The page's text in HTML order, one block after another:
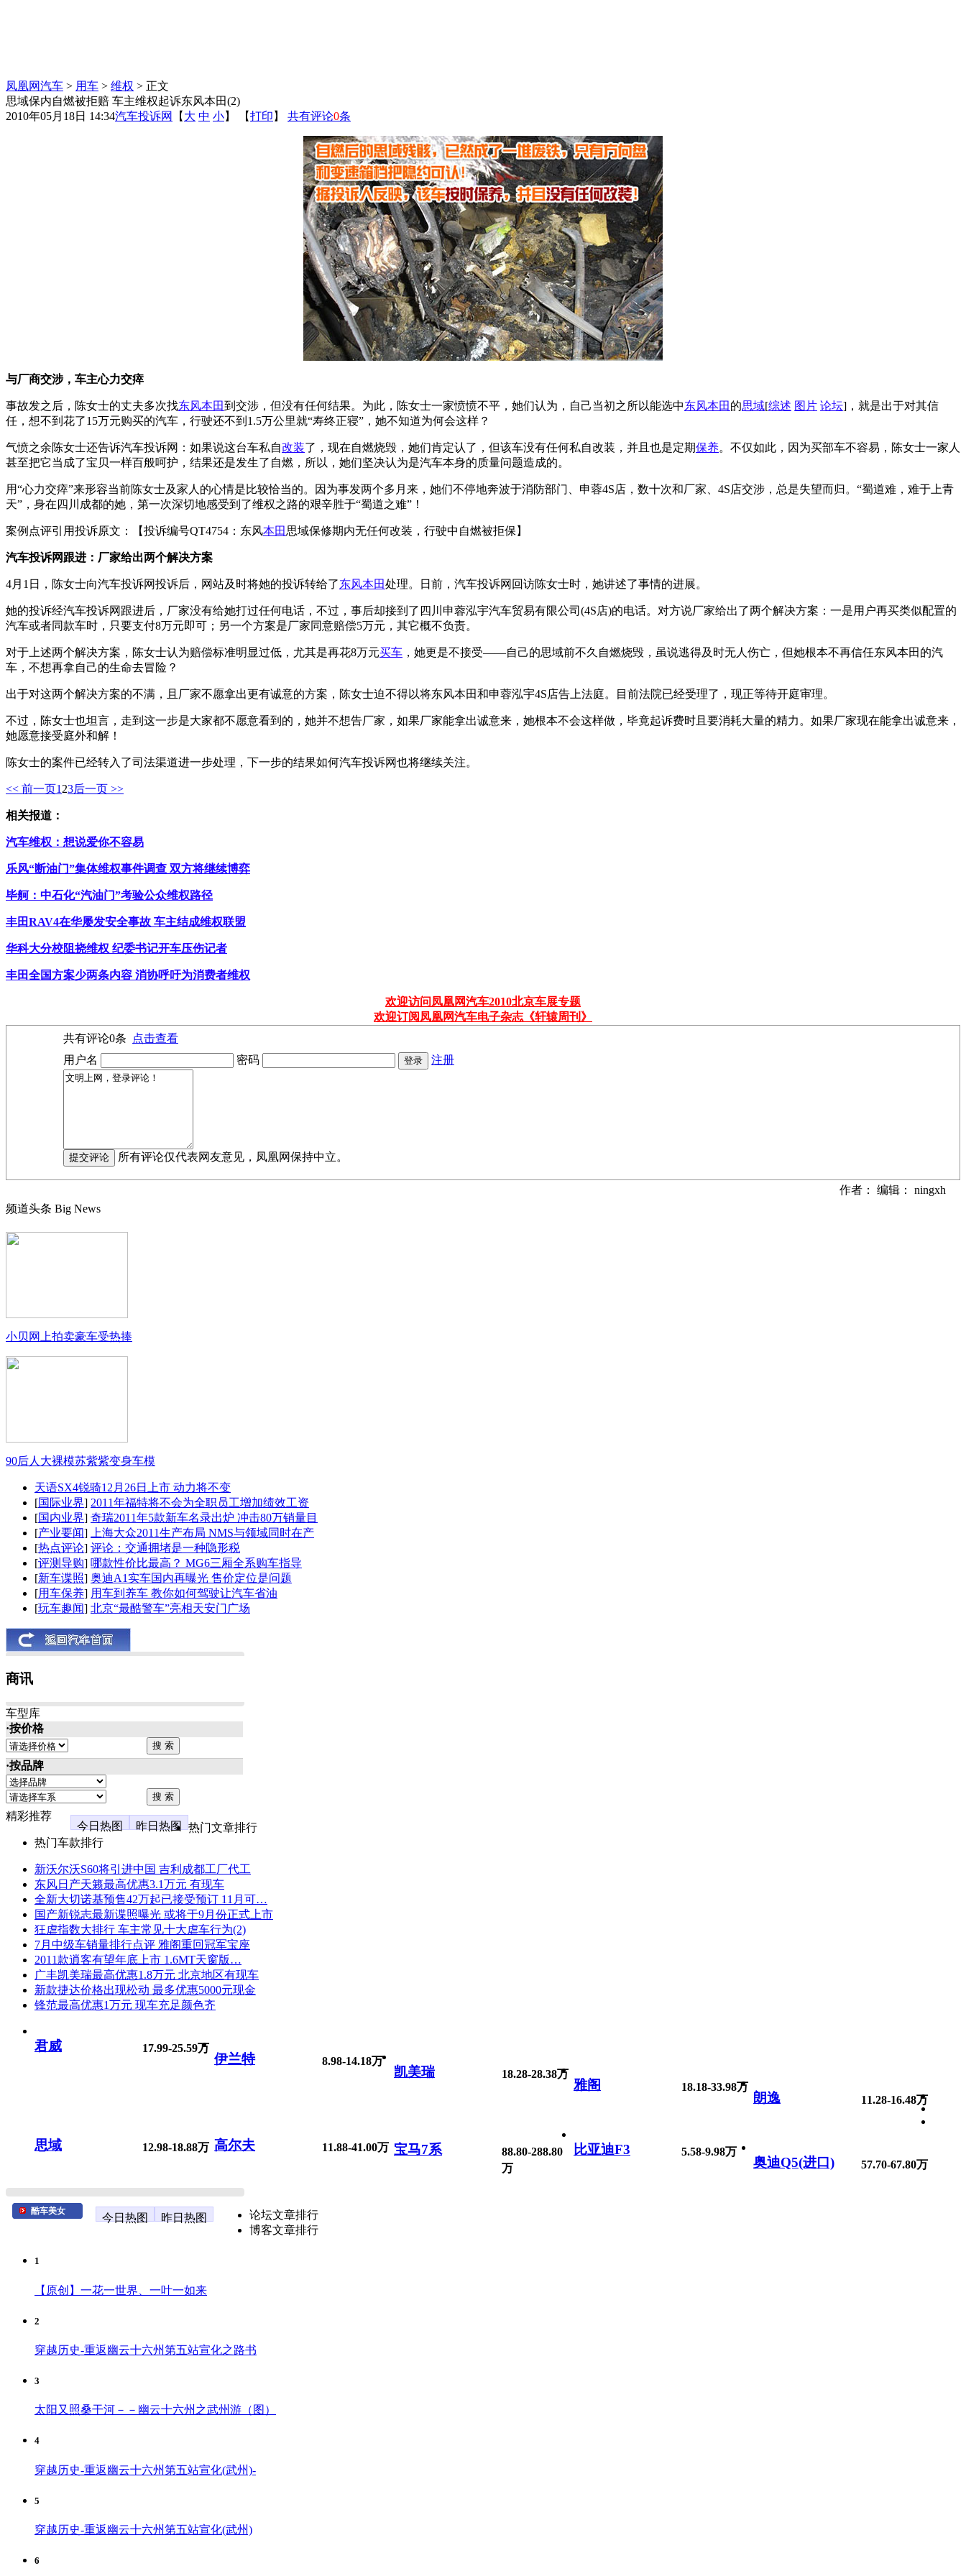
凤凰网汽车 > 用车 > 维权 > 正文
思域保内自燃被拒赔 车主维权起诉东风本田(2)
2010年05月18日 14:34汽车投诉网 【 大 中 小】 【打印 】 共有评论0条
与厂商交涉，车主心力交瘁
事故发之后，陈女士的丈夫多次找东风本田到交涉，但没有任何结果。为此，陈女士一家愤愤不平，她们认为，自己当初之所以能选中东风本田 的思域[综述 图片 论坛]，就是出于对其信
任，想不到花了15万元购买的汽车，行驶还不到1.5万公里就“寿终正寝”，她不知道为何会这样？
气愤之余陈女士还告诉汽车投诉网：如果说这台车私自改装了，现在自燃烧毁，她们肯定认了，但该车没有任何私自改装，并且也是定期保养。不仅如此，因为买部车不容易，陈女士一家人
甚至把它当成了宝贝一样百般呵护，结果还是发生了自燃，所以，她们坚决认为是汽车本身的质量问题造成的。
用“心力交瘁”来形容当前陈女士及家人的心情是比较恰当的。因为事发两个多月来，她们不停地奔波于消防部门、申蓉4S店，数十次和厂家、4S店交涉，总是失望而归。“蜀道难，难于上青
天”，身在四川成都的她，第一次深切地感受到了维权之路的艰辛胜于“蜀道之难”！
案例点评引用投诉原文：【投诉编号QT4754：东风本田 思域保修期内无任何改装，行驶中自燃被拒保】
汽车投诉网跟进：厂家给出两个解决方案
4月1日，陈女士向汽车投诉网投诉后，网站及时将她的投诉转给了东风本田处理。日前，汽车投诉网回访陈女士时，她讲述了事情的进展。
她的投诉经汽车投诉网跟进后，厂家没有给她打过任何电话，不过，事后却接到了四川申蓉泓宇汽车贸易有限公司(4S店)的电话。对方说厂家给出了两个解决方案：一是用户再买类似配置的
汽车或者同款车时，只要支付8万元即可；另一个方案是厂家同意赔偿5万元，其它概不负责。
对于上述两个解决方案，陈女士认为赔偿标准明显过低，尤其是再花8万元买车 ，她更是不接受——自己的思域前不久自燃烧毁，虽说逃得及时无人伤亡，但她根本不再信任东风本田的汽
车，不想再拿自己的生命去冒险？
出于对这两个解决方案的不满，且厂家不愿拿出更有诚意的方案，陈女士迫不得以将东风本田和申蓉泓宇4S店告上法庭。目前法院已经受理了，现正等待开庭审理。
不过，陈女士也坦言，走到这一步是大家都不愿意看到的，她并不想告厂家，如果厂家能拿出诚意来，她根本不会这样做，毕竟起诉费时且要消耗大量的精力。如果厂家现在能拿出诚意来，
她愿意接受庭外和解！
陈女士的案件已经转入了司法渠道进一步处理，下一步的结果如何汽车投诉网也将继续关注。
<< 前一页1 23后一页 >>
相关报道：
汽车维权：想说爱你不容易
乐风“断油门”集体维权事件调查 双方将继续博弈
毕舸：中石化“汽油门”考验公众维权路径
丰田RAV4在华屡发安全事故 车主结成维权联盟
华科大分校阻挠维权 纪委书记开车压伤记者
丰田全国方案少两条内容 消协呼吁为消费者维权
欢迎访问凤凰网汽车2010北京车展专题
欢迎订阅凤凰网汽车电子杂志《轩辕周刊》
共有评论0条
点击查看
用户名
密码 注册
所有评论仅代表网友意见，凤凰网保持中立。
作者： 编辑： ningxh
频道头条 Big News
小贝网上拍卖豪车受热捧
90后人大裸模苏紫紫变身车模
天语SX4锐骑12月26日上市 动力将不变
[国际业界] 2011年福特将不会为全职员工增加绩效工资
[国内业界] 奇瑞2011年5款新车名录出炉 冲击80万销量目
[产业要闻]
上海大众2011生产布局 NMS与领域同时在产
[热点评论] 评论：交通拥堵是一种隐形税
[评测导购] 哪款性价比最高？ MG6三厢全系购车指导
[新车谍照] 奥迪A1实车国内再曝光 售价定位是问题
[用车保养] 用车到养车 教你如何驾驶让汽车省油
[玩车趣闻] 北京“最酷警车”亮相天安门广场
商讯
车型库
·按价格
·按品牌
精彩推荐
今日热图
昨日热图
热门文章排行
热门车款排行
新沃尔沃S60将引进中国 吉利成都工厂代工
东风日产天籁最高优惠3.1万元 有现车
全新大切诺基预售42万起已接受预订 11月可…
国产新锐志最新谍照曝光 或将于9月份正式上市
狂虐指数大排行 车主常见十大虐车行为(2)
7月中级车销量排行点评 雅阁重回冠军宝座
2011款逍客有望年底上市 1.6MT天窗版…
广丰凯美瑞最高优惠1.8万元 北京地区有现车
新款捷达价格出现松动 最多优惠5000元现金
锋范最高优惠1万元 现车充足颜色齐
君威 17.99-25.59万
伊兰特 8.98-14.18万
凯美瑞 18.28-28.38万
雅阁 18.18-33.98万
朗逸 11.28-16.48万
思域 12.98-18.88万 高尔夫 11.88-41.00万 宝马7系
88.80-288.80
万
比亚迪F3 5.58-9.98万
奥迪Q5(进口) 57.70-67.80万
酷车美女
今日热图 昨日热图
论坛文章排行
博客文章排行
1
【原创】一花一世界、一叶一如来
2
穿越历史-重返幽云十六州第五站宣化之路书
3
太阳又照桑干河－－幽云十六州之武州游（图）
4
穿越历史-重返幽云十六州第五站宣化(武州)-
5
穿越历史-重返幽云十六州第五站宣化(武州)
6